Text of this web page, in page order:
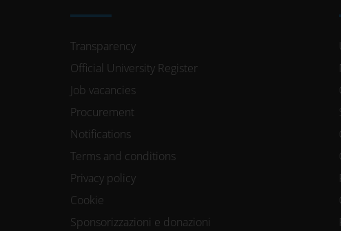
Transparency
Official University Register
Job vacancies
Procurement
Notifications
Terms and conditions
Privacy policy
Cookie
Sponsorizzazioni e donazioni